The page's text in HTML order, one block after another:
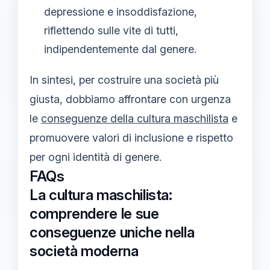
depressione e insoddisfazione,
riflettendo sulle vite di tutti,
indipendentemente dal genere.
In sintesi, per costruire una società più
giusta, dobbiamo affrontare con urgenza
le conseguenze della cultura maschilista e
promuovere valori di inclusione e rispetto
per ogni identità di genere.
FAQs
La cultura maschilista:
comprendere le sue
conseguenze uniche nella
società moderna